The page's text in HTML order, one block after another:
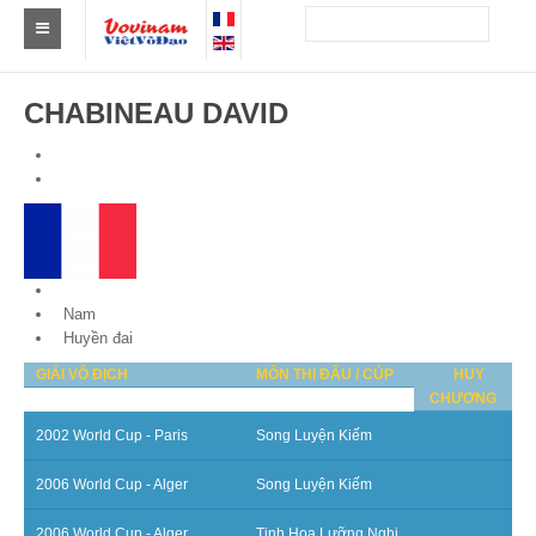
Châu Âu
Châu Phi
Châu Úc
Tin tức
Sự kiện
Kết quả
Theo Huy chương
CHABINEAU DAVID
Nam
Huyền đai
GIẢI VÔ ĐỊCH MÔN THI ĐẤU / CÚP
HUY
CHƯƠNG
2002 World Cup - Paris Song Luyện Kiếm
2006 World Cup - Alger Song Luyện Kiếm